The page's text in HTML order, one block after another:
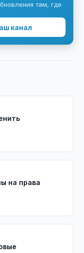
там, где
канал
на права